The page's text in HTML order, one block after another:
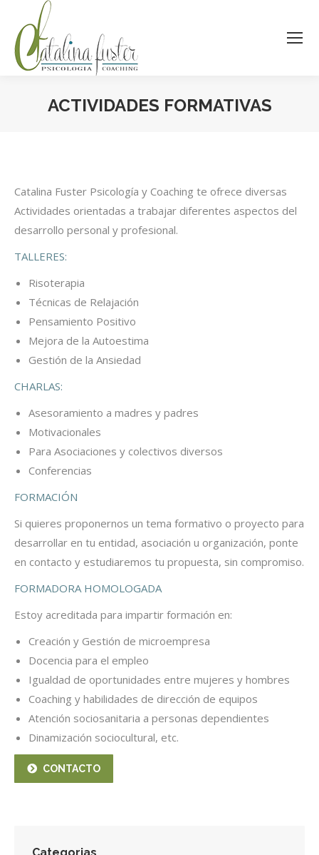
ACTIVIDADES FORMATIVAS
Catalina Fuster Psicología y Coaching te ofrece diversas
Actividades orientadas a trabajar diferentes aspectos del
desarrollo personal y profesional.
TALLERES:
Risoterapia
Técnicas de Relajación
Pensamiento Positivo
Mejora de la Autoestima
Gestión de la Ansiedad
CHARLAS:
Asesoramiento a madres y padres
Motivacionales
Para Asociaciones y colectivos diversos
Conferencias
FORMACIÓN
Si quieres proponernos un tema formativo o proyecto para
desarrollar en tu entidad, asociación u organización, ponte
en contacto y estudiaremos tu propuesta, sin compromiso.
FORMADORA HOMOLOGADA
Estoy acreditada para impartir formación en:
Creación y Gestión de microempresa
Docencia para el empleo
Igualdad de oportunidades entre mujeres y hombres
Coaching y habilidades de dirección de equipos
Atención sociosanitaria a personas dependientes
Dinamización sociocultural, etc.
CONTACTO